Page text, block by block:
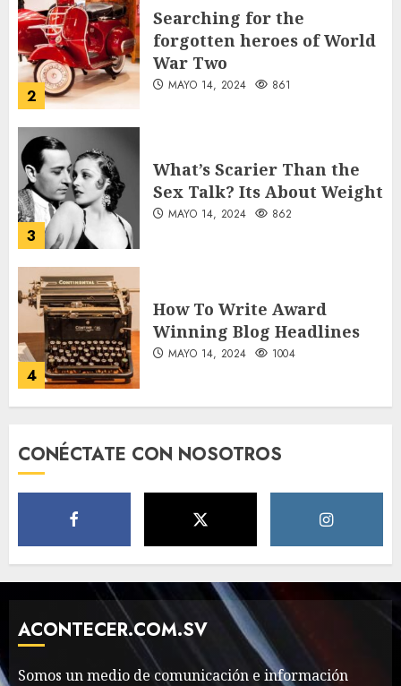
2
Searching for the
forgotten heroes of World
War Two
MAYO 14, 2024 861
3
What’s Scarier Than the
Sex Talk? Its About Weight
MAYO 14, 2024 862
4
How To Write Award
Winning Blog Headlines
MAYO 14, 2024 1004
How Many of These Italian
MAYO 14, 2024 811
Need to Know About the
Classic Cars in a Retro
Movie?
MAYO 14, 2024 799
CONÉCTATE CON NOSOTROS
ACONTECER.COM.SV
Somos un medio de comunicación e información